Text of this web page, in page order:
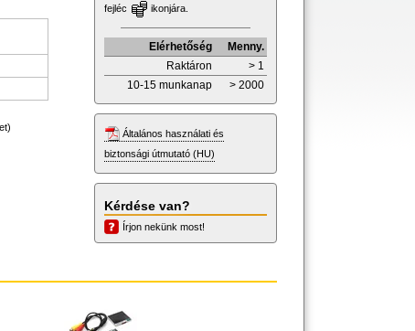
fejléc
ikonjára.
Elérhetőség
Menny.
Raktáron
> 1
10-15 munkanap
> 2000
Általános használati és
biztonsági útmutató (HU)
Kérdése van?
Írjon nekünk most!